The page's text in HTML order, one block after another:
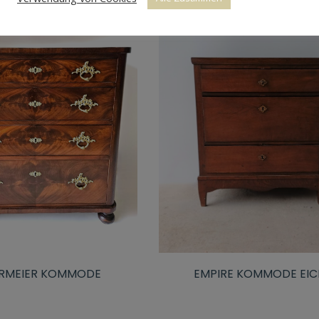
KOMMODE EMPIRE KOMMODE